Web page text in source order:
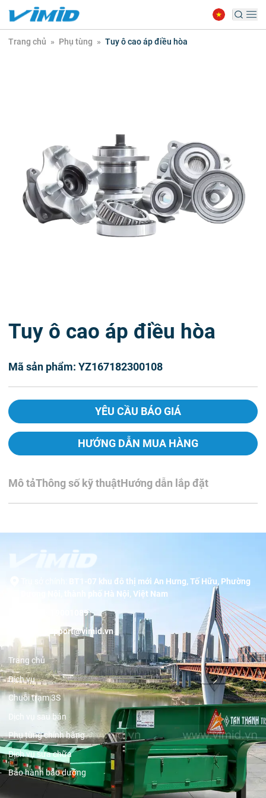
Trang chủ » Phụ tùng » Tuy ô cao áp điều hòa
Tuy ô cao áp điều hòa
Mã sản phẩm: YZ167182300108
YÊU CẦU BÁO GIÁ
HƯỚNG DẪN MUA HÀNG
Mô tảThông số kỹ thuậtHướng dẫn lắp đặt
BT1-07 khu đô thị mới An Hưng, Tố Hữu, Phường
Dương Nội, thành phố Hà Nội, Việt Nam
19001089
support@vimid.vn
Trang chủ
Dịch vụ
Chuỗi trạm 3S
Dịch vụ sau bán
Phụ tùng chính hãng
Dịch vụ sửa chữa
Bảo hành bảo dưỡng